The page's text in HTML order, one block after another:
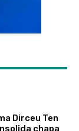
Dirceu Ten